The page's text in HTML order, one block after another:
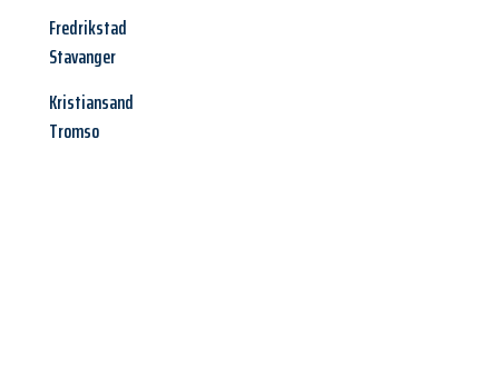
Fredrikstad
Stavanger
Kristiansand
Tromso